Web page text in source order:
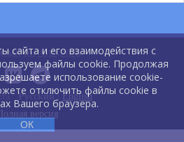
2012-2026
:Русский| English
версия
сайта и его взаимодействия с
файлы cookie. Продолжая
использование cookie-
отключить файлы cookie в
Вашего браузера.
ОК